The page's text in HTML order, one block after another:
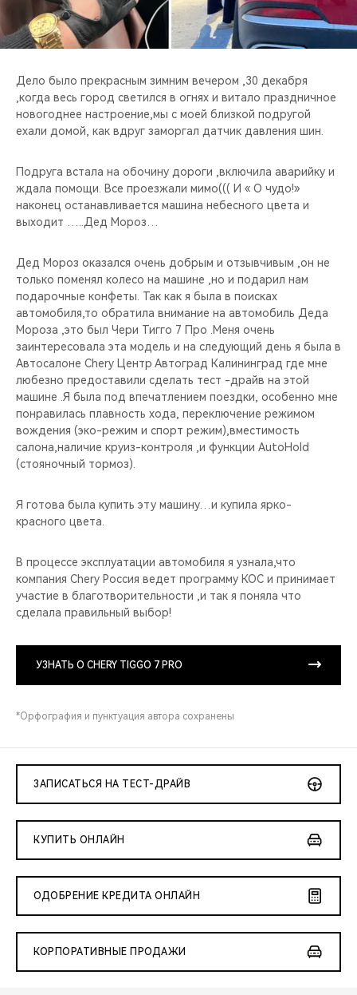
CHERY И СПОРТ
НАШИ МЕРОПРИЯТИЯ
ВИДЕООБЗОРЫ
CHERY ДЛЯ ДЕТЕЙ
Дело было прекрасным зимним вечером ,30 декабря
,когда весь город светился в огнях и витало праздничное
новогоднее настроение,мы с моей близкой подругой
ехали домой, как вдруг заморгал датчик давления шин.
Подруга встала на обочину дороги ,включила аварийку и
ждала помощи. Все проезжали мимо((( И « О чудо!»
наконец останавливается машина небесного цвета и
выходит …..Дед Мороз…
Дед Мороз оказался очень добрым и отзывчивым ,он не
только поменял колесо на машине ,но и подарил нам
подарочные конфеты. Так как я была в поисках
автомобиля,то обратила внимание на автомобиль Деда
Мороза ,это был Чери Тигго 7 Про .Меня очень
заинтересовала эта модель и на следующий день я была в
Автосалоне Chery Центр Автоград Калининград где мне
любезно предоставили сделать тест -драйв на этой
машине .Я была под впечатлением поездки, особенно мне
понравилась плавность хода, переключение режимом
вождения (эко-режим и спорт режим),вместимость
салона,наличие круиз-контроля ,и функции AutoHold
(стояночный тормоз).
Я готова была купить эту машину…и купила ярко-
красного цвета.
В процессе эксплуатации автомобиля я узнала,что
компания Chery Россия ведет программу КОС и принимает
участие в благотворительности ,и так я поняла что
сделала правильный выбор!
УЗНАТЬ О CHERY TIGGO 7 PRO
*Орфография и пунктуация автора сохранены
ЗАПИСАТЬСЯ НА ТЕСТ-ДРАЙВ
КУПИТЬ ОНЛАЙН
ОДОБРЕНИЕ КРЕДИТА ОНЛАЙН
КОРПОРАТИВНЫЕ ПРОДАЖИ